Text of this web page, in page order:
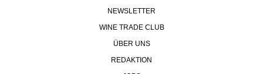
NEWSLETTER
WINE TRADE CLUB
ÜBER UNS
REDAKTION